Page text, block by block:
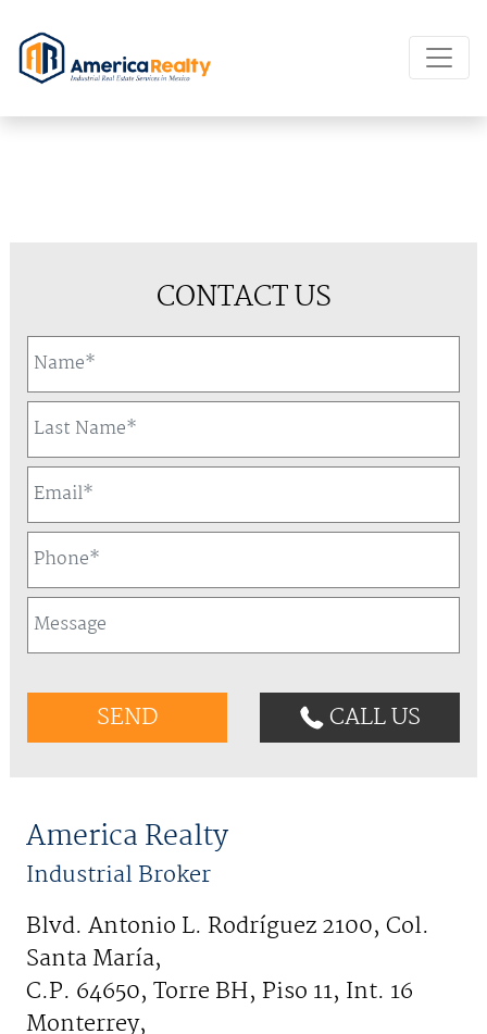
CONTACT US
CALL US
America Realty
Industrial Broker
Blvd. Antonio L. Rodríguez 2100, Col.
Santa María,
C.P. 64650, Torre BH, Piso 11, Int. 16
Monterrey,